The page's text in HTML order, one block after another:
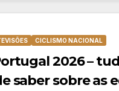
CICLISMO NACIONAL
2026 –
saber sobre as